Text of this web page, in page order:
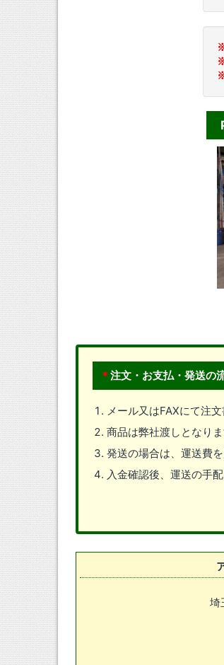
＊ 注文・お支払・発送の
メール又はFAXにて注
商品は弊社渡しとなり
発送の場合は、運送費
入金確認後、運送の手配
埼